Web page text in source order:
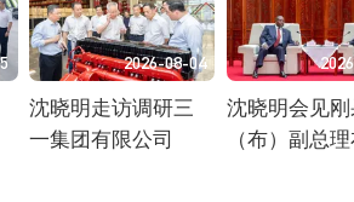
2026-08-04
沈晓明走访调研三
一集团有限公司
沈晓明会见
（布）副总